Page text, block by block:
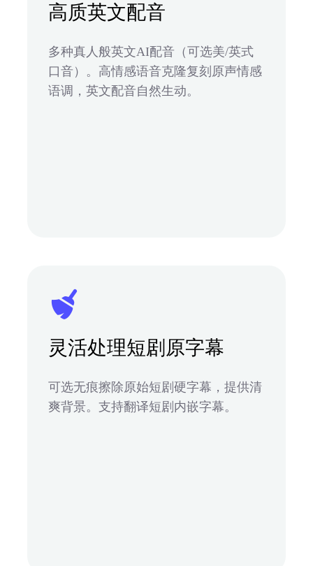
高质英文配音
多种真人般英文AI配音（可选美/英式
口音）。高情感语音克隆复刻原声情感
语调，英文配音自然生动。
灵活处理短剧原字幕
可选无痕擦除原始短剧硬字幕，提供清
爽背景。支持翻译短剧内嵌字幕。